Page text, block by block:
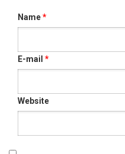
Name*
E-mail *
Website